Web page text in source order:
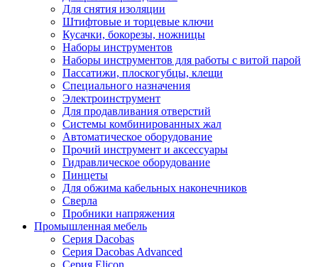
Для снятия изоляции
Штифтовые и торцевые ключи
Кусачки, бокорезы, ножницы
Наборы инструментов
Наборы инструментов для работы с витой парой
Пассатижи, плоскогубцы, клещи
Специального назначения
Электроинструмент
Для продавливания отверстий
Системы комбинированных жал
Автоматическое оборудование
Прочий инструмент и аксессуары
Гидравлическое оборудование
Пинцеты
Для обжима кабельных наконечников
Сверла
Пробники напряжения
Промышленная мебель
Серия Dacobas
Серия Dacobas Advanced
Серия Elicon